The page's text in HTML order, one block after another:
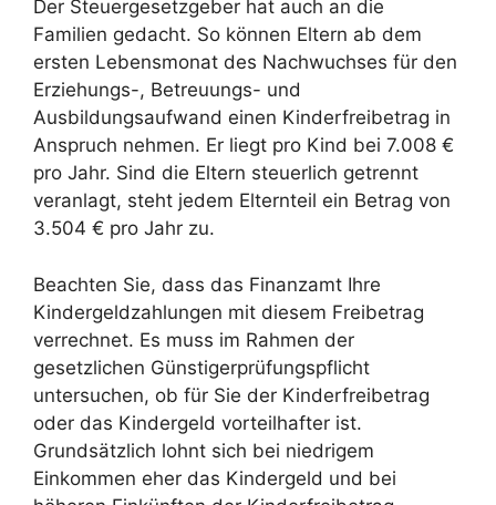
Der Steuergesetzgeber hat auch an die
Familien gedacht. So können Eltern ab dem
ersten Lebensmonat des Nachwuchses für den
Erziehungs-, Betreuungs- und
Ausbildungsaufwand einen Kinderfreibetrag in
Anspruch nehmen. Er liegt pro Kind bei 7.008 €
pro Jahr. Sind die Eltern steuerlich getrennt
veranlagt, steht jedem Elternteil ein Betrag von
3.504 € pro Jahr zu.
Beachten Sie, dass das Finanzamt Ihre
Kindergeldzahlungen mit diesem Freibetrag
verrechnet. Es muss im Rahmen der
gesetzlichen Günstigerprüfungspflicht
untersuchen, ob für Sie der Kinderfreibetrag
oder das Kindergeld vorteilhafter ist.
Grundsätzlich lohnt sich bei niedrigem
Einkommen eher das Kindergeld und bei